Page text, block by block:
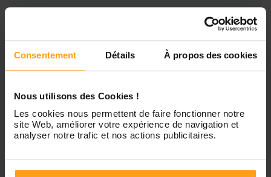
Consentement Détails À propos des cookies
Nous utilisons des Cookies !
Les cookies nous permettent de faire fonctionner notre
site Web, améliorer votre expérience de navigation et
analyser notre trafic et nos actions publicitaires.
Disponible de 00:00 à 00:00
Mercredi
Disponible de 00:00 à 00:00
disponibilités de Elodine ?
Contactez-nous